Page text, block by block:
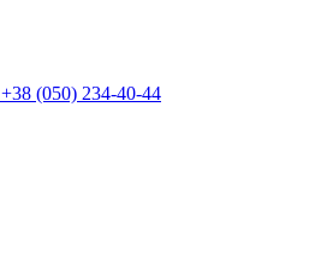
+38 (050) 234-40-44